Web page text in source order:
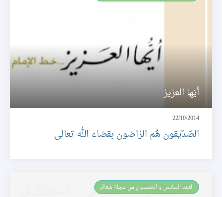
أيّها العزيز
22/10/2014
الصّدّيقون هُم الرّاضون بقضاء الله تعالى
العـدد السادس و الخمسون من مجلة شعائر